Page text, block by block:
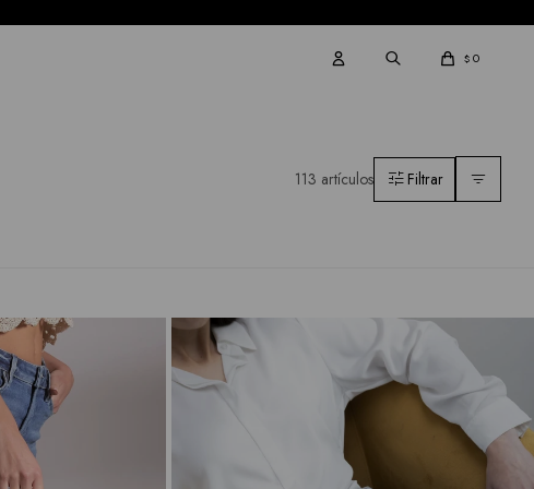
$ 0
113 artículos